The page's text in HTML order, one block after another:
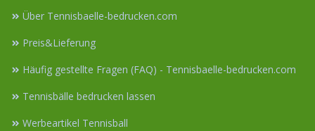
Über Tennisbaelle-bedrucken.com
Preis&Lieferung
Häufig gestellte Fragen (FAQ) - Tennisbaelle-bedrucken.com
Tennisbälle bedrucken lassen
Werbeartikel Tennisball